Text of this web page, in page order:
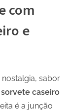
com
e
sabor
sorvete caseiro
é a junção